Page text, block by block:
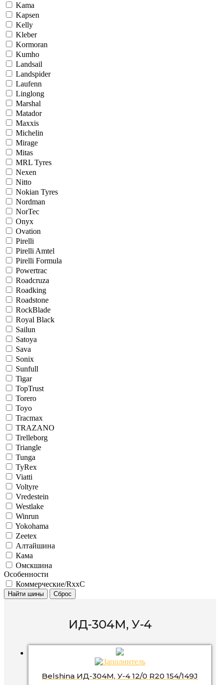
Kama
Kapsen
Kelly
Kleber
Kormoran
Kumho
Landsail
Landspider
Laufenn
Linglong
Marshal
Matador
Maxxis
Michelin
Mirage
Mitas
MRL Tyres
Nexen
Nitto
Nokian Tyres
Nordman
NorTec
Onyx
Ovation
Pirelli
Pirelli Amtel
Pirelli Formula
Powertrac
Roadcruza
Roadking
Roadstone
RockBlade
Royal Black
Sailun
Satoya
Sava
Sonix
Sunfull
Tigar
TopTrust
Torero
Toyo
Tracmax
TRAZANO
Trelleborg
Triangle
Tunga
TyRex
Viatti
Voltyre
Vredestein
Westlake
Winrun
Yokohama
Zeetex
Алтайшина
Кама
Омскшина
Особенности
Коммерческие/RxxC
Найти шины Сброс
ИД-304М, У-4
Belshina ИД-304М, У-4 12/0 R20 154/149J